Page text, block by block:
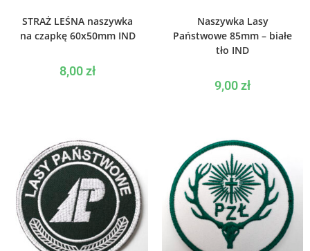
STRAŻ LEŚNA naszywka
na czapkę 60x50mm IND
8,00zł
Naszywka Lasy
Państwowe 85mm – białe
tło IND
9,00zł